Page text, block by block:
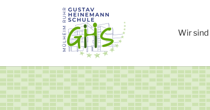
Zum Hauptinhalt springen
Wir